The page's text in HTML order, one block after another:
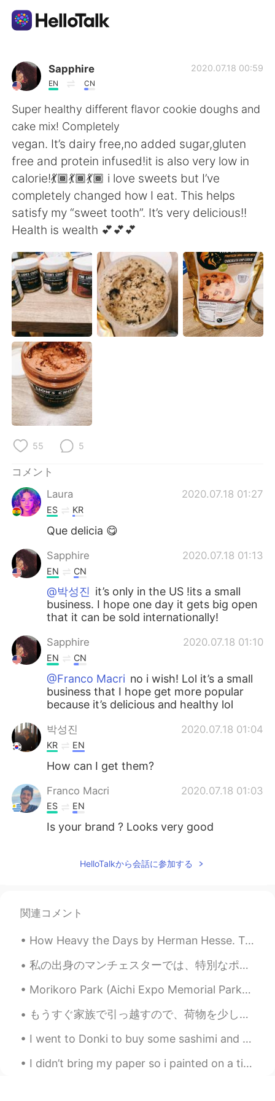
語学交換アプリ
AI Grammar Checker
日本語
English 简体中文
繁體中文 Español
Deutsch 한국어
Русский ไทย
Indonesia Italiano
Türkçe
Português
Sapphire
EN CN
2020.07.18 00:59
Super healthy different flavor cookie doughs and
cake mix! Completely
vegan. It’s dairy free,no added sugar,gluten
free and protein infused!it is also very low in
calorie!💃🏾💃🏾💃🏾 i love sweets but I’ve
completely changed how I eat. This helps
satisfy my “sweet tooth”. It’s very delicious!!
Health is wealth 💕💕💕
55 5
コメント
Laura
2020.07.18 01:27
ES KR
Que delicia 😋
Sapphire 2020.07.18 01:13
EN CN
@박성진 it’s only in the US !its a small
business. I hope one day it gets big open
that it can be sold internationally!
Sapphire 2020.07.18 01:10
EN CN
@Franco Macri no i wish! Lol it’s a small
business that I hope get more popular
because it’s delicious and healthy lol
박성진 2020.07.18 01:04
KR EN
How can I get them?
Franco Macri 2020.07.18 01:03
ES EN
Is your brand ? Looks very good
HelloTalkから会話に参加する
関連コメント
How Heavy the Days by Herman Hesse. Translated by James Wright. How heavy the days are. There'...
私の出身のマンチェスターでは、特別なポストボックスがあります。毎日、人々は意義を知らずに、そのポストボックスを通り過ぎて歩きます。 ９０年代に、その街の部分ではIRAによって爆撃されました。誰も...
Morikoro Park (Aichi Expo Memorial Park) Soon to become Ghibli Park, so much is under constructio...
もうすぐ家族で引っ越すので、荷物を少しずつ整理しています 📦 この前、お母さんのクローゼットから漫画がたくさん出てきてびっくりしました。 こんなにあったとは！😂 でも、まだどこかにしまって...
I went to Donki to buy some sashimi and whisky today. Fortunately, I only had a little work to do...
I didn’t bring my paper so i painted on a tissue paper instead 😂 Killing some time, chilling in a...